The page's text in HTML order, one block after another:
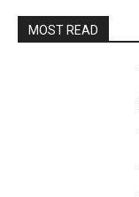
MOST READ